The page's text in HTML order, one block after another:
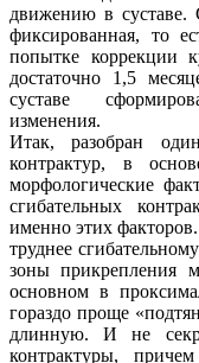
движению в суставе.
фиксированная, то
попытке коррекции
достаточно 1,5
суставе
изменения.
Итак, разобран
контрактур, в
морфологические
сгибательных
именно этих
труднее
зоны прикрепления
основном в
гораздо проще
длинную. И не
контрактуры,